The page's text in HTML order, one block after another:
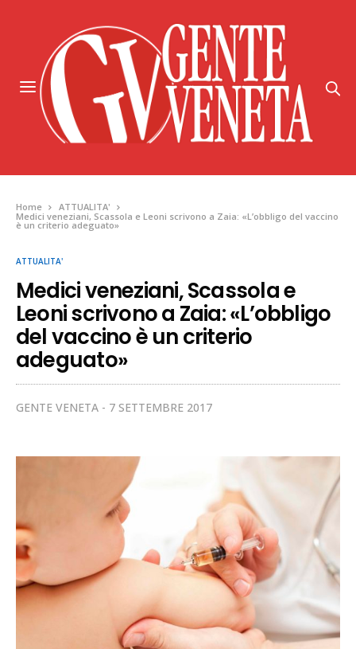
Home
ATTUALITA'
Medici veneziani, Scassola e Leoni scrivono a Zaia: «L’obbligo del vaccino
è un criterio adeguato»
ATTUALITA'
Medici veneziani, Scassola e
Leoni scrivono a Zaia: «L’obbligo
del vaccino è un criterio
adeguato»
GENTE VENETA 7 SETTEMBRE 2017